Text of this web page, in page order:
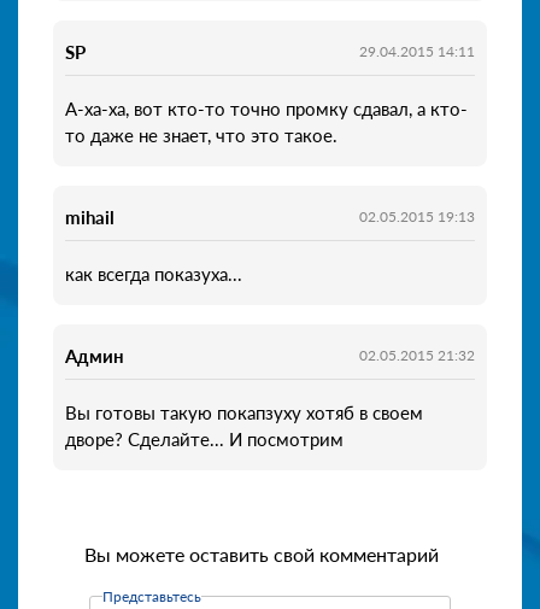
SP 29.04.2015 14:11
А-ха-ха, вот кто-то точно промку сдавал, а кто-
то даже не знает, что это такое.
mihail 02.05.2015 19:13
как всегда показуха...
Админ 02.05.2015 21:32
Вы готовы такую покапзуху хотяб в своем
дворе? Сделайте... И посмотрим
Вы можете оставить свой комментарий
Представьтесь